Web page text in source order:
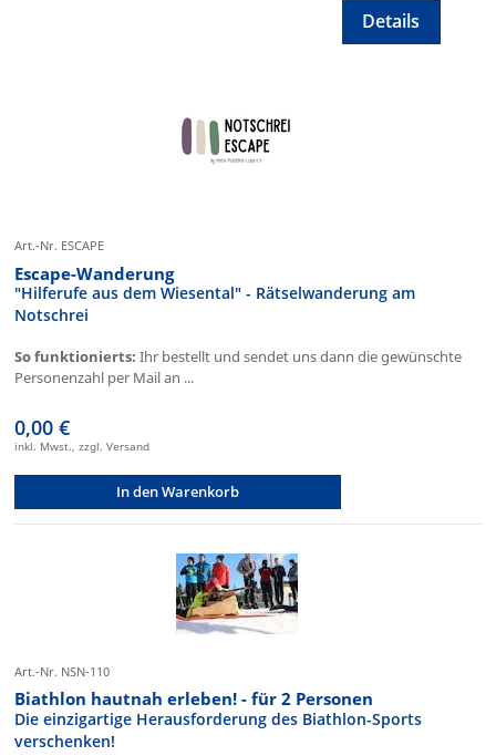
Details
Art.-Nr. ESCAPE
Escape-Wanderung
"Hilferufe aus dem Wiesental" - Rätselwanderung am
Notschrei
So funktionierts: Ihr bestellt und sendet uns dann die gewünschte
Personenzahl per Mail an ...
0,00 €
inkl. Mwst., zzgl. Versand
In den Warenkorb
Art.-Nr. NSN-110
Biathlon hautnah erleben! - für 2 Personen
Die einzigartige Herausforderung des Biathlon-Sports
verschenken!